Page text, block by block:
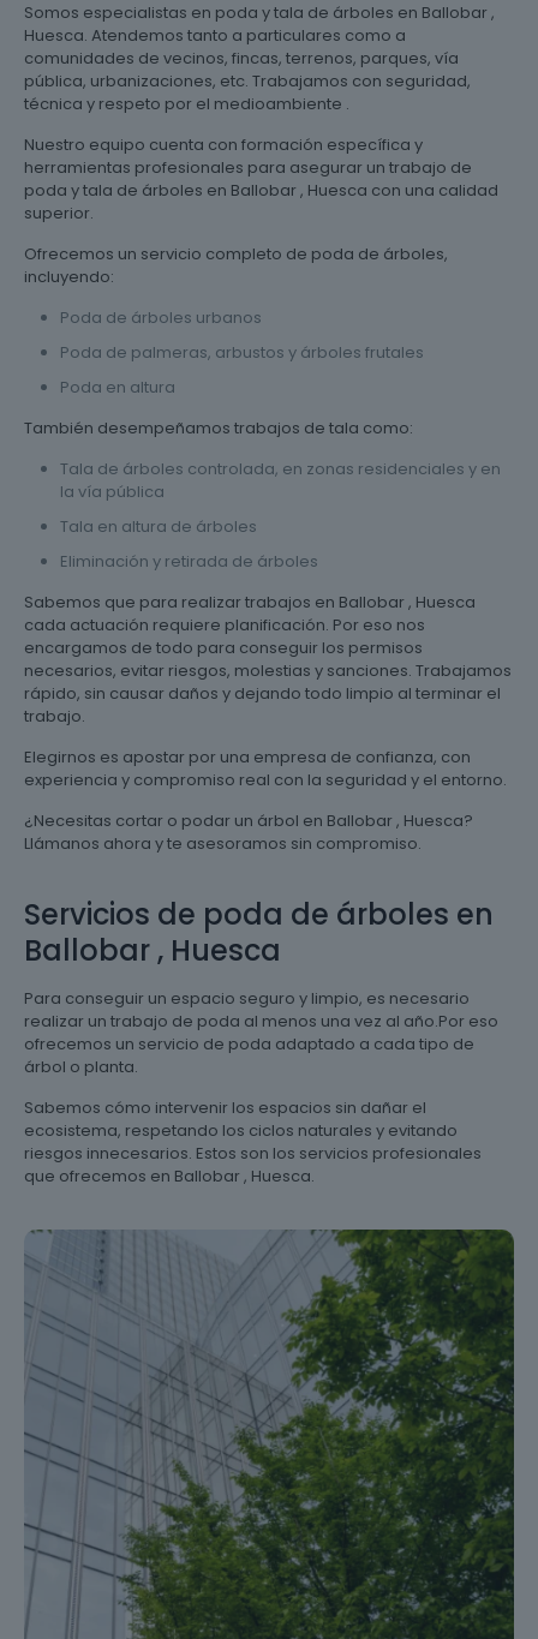
Somos especialistas en poda y tala de árboles en Ballobar ,
Huesca. Atendemos tanto a particulares como a
comunidades de vecinos, fincas, terrenos, parques, vía
pública, urbanizaciones, etc. Trabajamos con seguridad,
técnica y respeto por el medioambiente .
Nuestro equipo cuenta con formación específica y
herramientas profesionales para asegurar un trabajo de
poda y tala de árboles en Ballobar , Huesca con una calidad
superior.
Ofrecemos un servicio completo de poda de árboles,
incluyendo:
Poda de árboles urbanos
Poda de palmeras, arbustos y árboles frutales
Poda en altura
También desempeñamos trabajos de tala como:
Tala de árboles controlada, en zonas residenciales y en
la vía pública
Tala en altura de árboles
Eliminación y retirada de árboles
Sabemos que para realizar trabajos en Ballobar , Huesca
cada actuación requiere planificación. Por eso nos
encargamos de todo para conseguir los permisos
necesarios, evitar riesgos, molestias y sanciones. Trabajamos
rápido, sin causar daños y dejando todo limpio al terminar el
trabajo.
Elegirnos es apostar por una empresa de confianza, con
experiencia y compromiso real con la seguridad y el entorno.
¿Necesitas cortar o podar un árbol en Ballobar , Huesca?
Llámanos ahora y te asesoramos sin compromiso.
Servicios de poda de árboles en
Ballobar , Huesca
Para conseguir un espacio seguro y limpio, es necesario
realizar un trabajo de poda al menos una vez al año.Por eso
ofrecemos un servicio de poda adaptado a cada tipo de
árbol o planta.
Sabemos cómo intervenir los espacios sin dañar el
ecosistema, respetando los ciclos naturales y evitando
riesgos innecesarios. Estos son los servicios profesionales
que ofrecemos en Ballobar , Huesca.